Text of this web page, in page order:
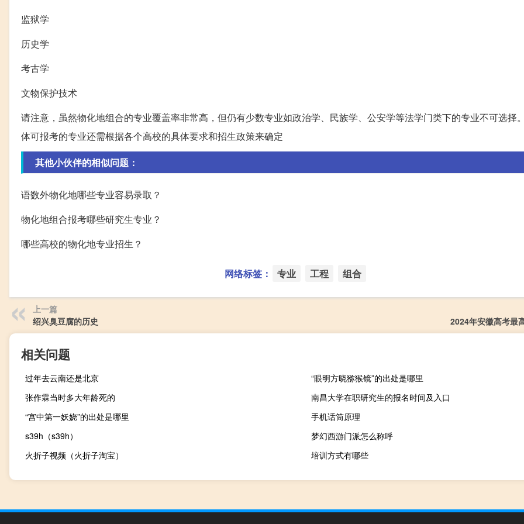
监狱学
历史学
考古学
文物保护技术
请注意，虽然物化地组合的专业覆盖率非常高，但仍有少数专业如政治学、民族学、公安学等法学门类下的专业不可选择
体可报考的专业还需根据各个高校的具体要求和招生政策来确定
其他小伙伴的相似问题：
语数外物化地哪些专业容易录取？
物化地组合报考哪些研究生专业？
哪些高校的物化地专业招生？
网络标签： 专业 工程 组合
上一篇
绍兴臭豆腐的历史
2024年安徽高考最
相关问题
过年去云南还是北京
“眼明方晓猕猴镜”的出处是哪里
张作霖当时多大年龄死的
南昌大学在职研究生的报名时间及入口
“宫中第一妖娆”的出处是哪里
手机话筒原理
s39h（s39h）
梦幻西游门派怎么称呼
火折子视频（火折子淘宝）
培训方式有哪些